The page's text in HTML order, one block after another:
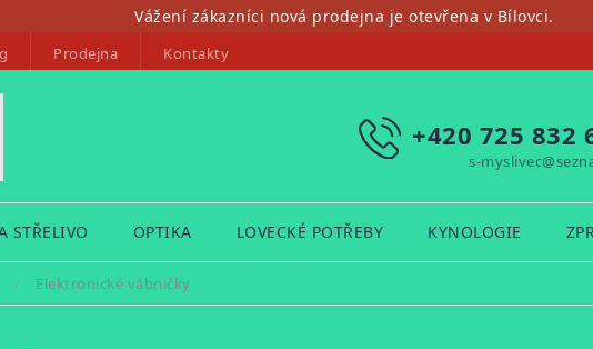
Vážení zákazníci nová prodejna je otevřena v Bílovci.
Prodejna Kontakty
+420 725 832
s-
STŘELIVO OPTIKA LOVECKÉ POTŘEBY KYNOLOGIE
/ Elektronické vábničky